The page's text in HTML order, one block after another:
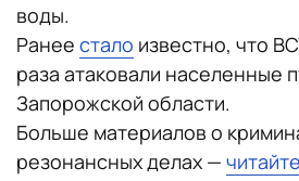
воды.
Ранее стало известно, что
раза атаковали населенные
Запорожской области.
Больше материалов о
резонансных делах —